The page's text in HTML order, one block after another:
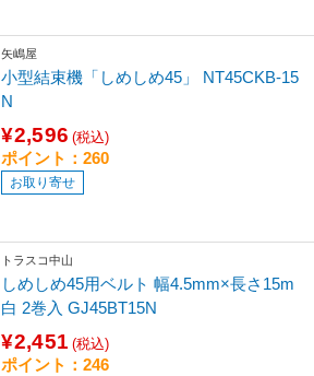
矢嶋屋
小型結束機「しめしめ45」 NT45CKB-15
N
¥2,596 (税込)
ポイント：260
お取り寄せ
トラスコ中山
しめしめ45用ベルト 幅4.5mm×長さ15m
白 2巻入 GJ45BT15N
¥2,451 (税込)
ポイント：246